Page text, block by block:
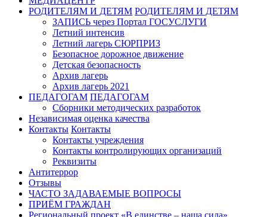
РОДИТЕЛЯМ И ДЕТЯМ РОДИТЕЛЯМ И ДЕТЯМ
ЗАПИСЬ через Портал ГОСУСЛУГИ
Летний интенсив
Летний лагерь СЮРПРИЗ
Безопасное дорожное движение
Детская безопасность
Архив лагерь
Архив лагерь 2021
ПЕДАГОГАМ ПЕДАГОГАМ
Сборники методических разработок
Независимая оценка качества
Контакты Контакты
Контакты учреждения
Контакты контролирующих организаций
Реквизиты
Антитеррор
Отзывы
ЧАСТО ЗАДАВАЕМЫЕ ВОПРОСЫ
ПРИЁМ ГРАЖДАН
Региональный проект «В единстве – наша сила»